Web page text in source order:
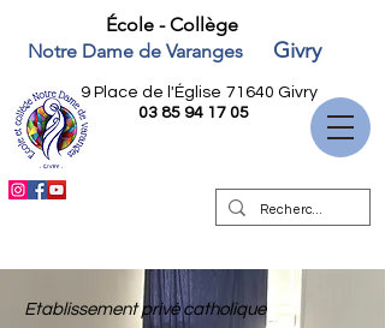
École - Collège
Notre Dame de Varanges
Givry
9 Place de l'Église 71640 Givry
03 85 94 17 05
Etablissement privé catholique